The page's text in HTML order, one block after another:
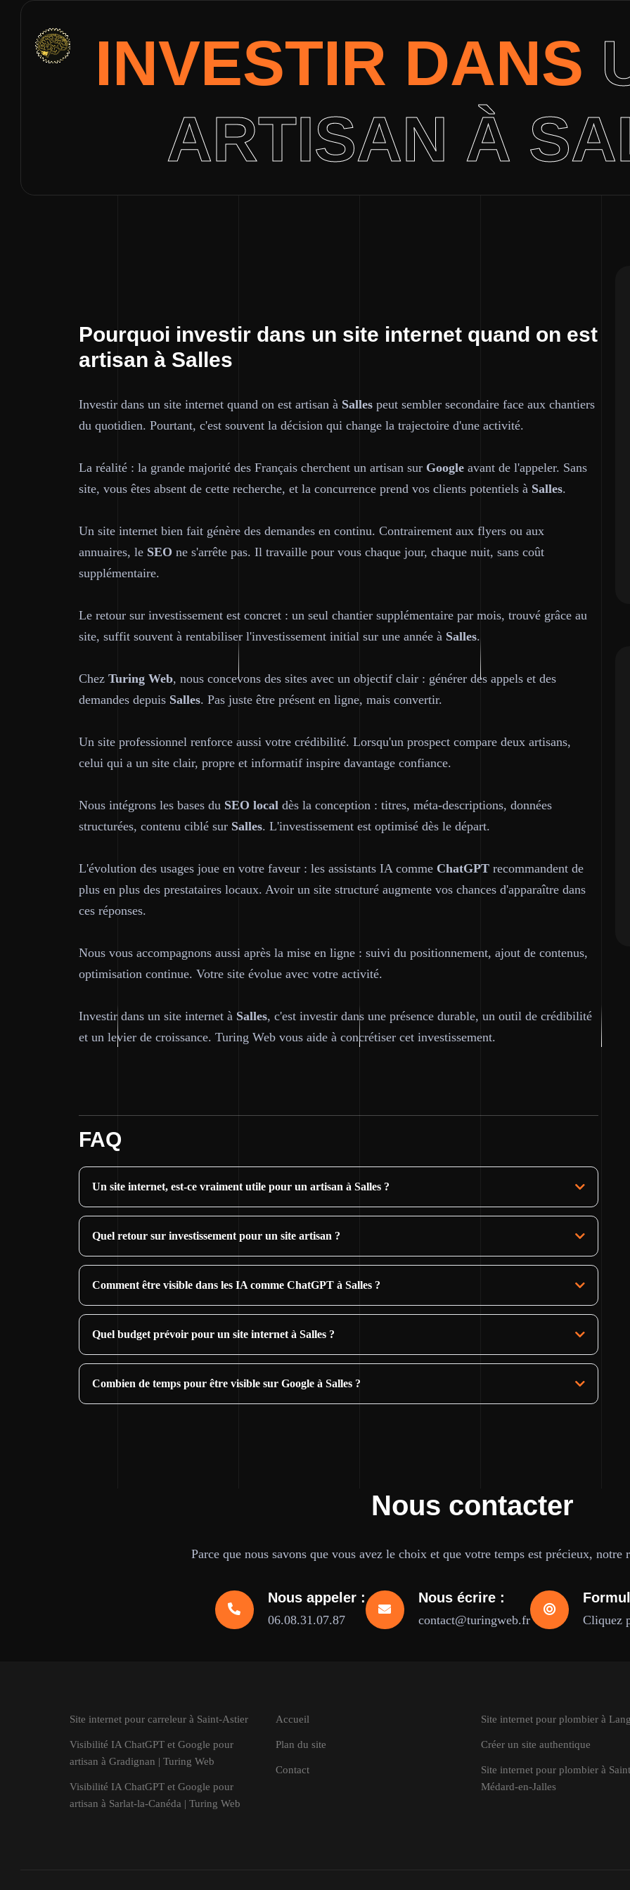
INVESTIR DANS
ARTISAN À
Pourquoi investir dans un site internet quand on est
artisan à Salles
Investir dans un site internet quand on est artisan à Salles peut sembler secondaire face aux chantiers
du quotidien. Pourtant, c'est souvent la décision qui change la trajectoire d'une activité.
La réalité : la grande majorité des Français cherchent un artisan sur Google avant de l'appeler. Sans
site, vous êtes absent de cette recherche, et la concurrence prend vos clients potentiels à Salles.
Un site internet bien fait génère des demandes en continu. Contrairement aux flyers ou aux
annuaires, le SEO ne s'arrête pas. Il travaille pour vous chaque jour, chaque nuit, sans coût
supplémentaire.
Le retour sur investissement est concret : un seul chantier supplémentaire par mois, trouvé grâce au
site, suffit souvent à rentabiliser l'investissement initial sur une année à Salles.
Chez Turing Web, nous concevons des sites avec un objectif clair : générer des appels et des
demandes depuis Salles. Pas juste être présent en ligne, mais convertir.
Un site professionnel renforce aussi votre crédibilité. Lorsqu'un prospect compare deux artisans,
celui qui a un site clair, propre et informatif inspire davantage confiance.
Nous intégrons les bases du SEO local dès la conception : titres, méta-descriptions, données
structurées, contenu ciblé sur Salles. L'investissement est optimisé dès le départ.
L'évolution des usages joue en votre faveur : les assistants IA comme ChatGPT recommandent de
plus en plus des prestataires locaux. Avoir un site structuré augmente vos chances d'apparaître dans
ces réponses.
Nous vous accompagnons aussi après la mise en ligne : suivi du positionnement, ajout de contenus,
optimisation continue. Votre site évolue avec votre activité.
Investir dans un site internet à Salles, c'est investir dans une présence durable, un outil de crédibilité
et un levier de croissance. Turing Web vous aide à concrétiser cet investissement.
FAQ
Un site internet, est-ce vraiment utile pour un artisan à Salles ?
Quel retour sur investissement pour un site artisan ?
Comment être visible dans les IA comme ChatGPT à Salles ?
Quel budget prévoir pour un site internet à Salles ?
Combien de temps pour être visible sur Google à Salles ?
Nous contacter
Parce que nous savons que vous avez le choix et que votre temps est précieux,
Nous appeler :
06.08.31.07.87
Nous écrire :
contact@turingweb.fr Cliquez
Site internet pour carreleur à Saint-Astier
Visibilité IA ChatGPT et Google pour
artisan à Gradignan | Turing Web
Visibilité IA ChatGPT et Google pour
artisan à Sarlat-la-Canéda | Turing Web
Accueil
Plan du site
Contact
Site internet pour plombier à
Créer un site authentique
Site internet pour plombier à
Médard-en-Jalles